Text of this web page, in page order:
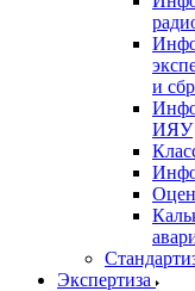
и
ИЯУ
Экспертиза